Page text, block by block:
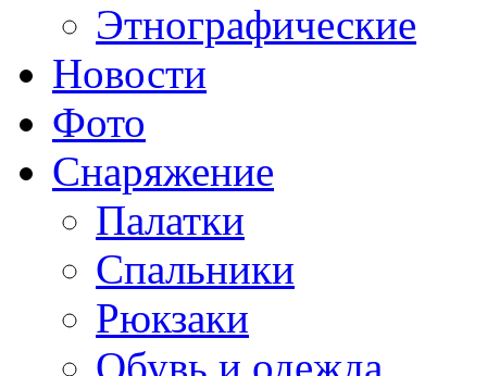
Этнографические
Новости
Фото
Снаряжение
Палатки
Спальники
Рюкзаки